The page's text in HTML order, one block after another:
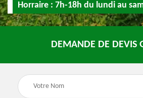
Horraire : 7h-18h du lundi au
DEMANDE DE DEVIS